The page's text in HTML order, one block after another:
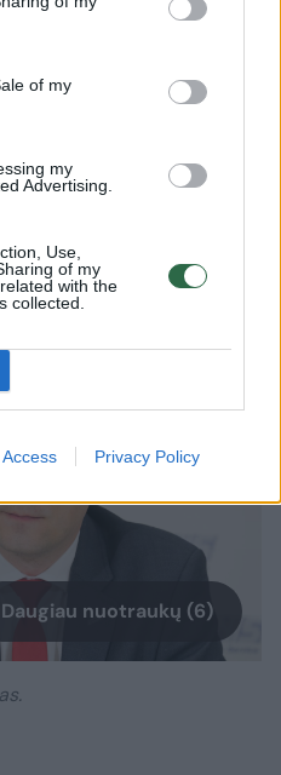
of my
my
Advertising.
Use,
of my
with the
collected.
Privacy Policy
tą žinoti?
kad abejonių kelia ir
iki absurdo.
Daugiau nuotraukų (6)